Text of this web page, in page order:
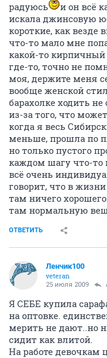
радуюсь
и он всё
искала джинсовую
короткие, как везде
что-то мало мне
какой-то
где-то, точно не
моя, держите меня
вообще женской
барахолке ходить
из-за того, что
когда я весь
меньше, прошла по
но только пустого
каждом шагу что-то
всё очень
говорит, что в
там ничего
там нормальную
ОТВЕТИТЬ
Ленчик100
veteran
25 июля 2009
Я СЕБЕ купила
на оптовке.
мерить не дают..но
сидит как влитой.
На работе девочкам